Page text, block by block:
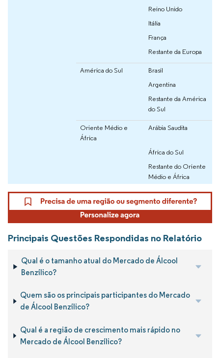
Reino Unido
Itália
França
Restante da Europa
América do Sul
Brasil
Argentina
Restante da América
do Sul
Oriente Médio e
África
Arábia Saudita
África do Sul
Restante do Oriente
Médio e África
Principais Questões Respondidas no Relatório
Qual é o tamanho atual do Mercado de Álcool
Benzílico?
Quem são os principais participantes do Mercado
de Álcool Benzílico?
Qual é a região de crescimento mais rápido no
Mercado de Álcool Benzílico?